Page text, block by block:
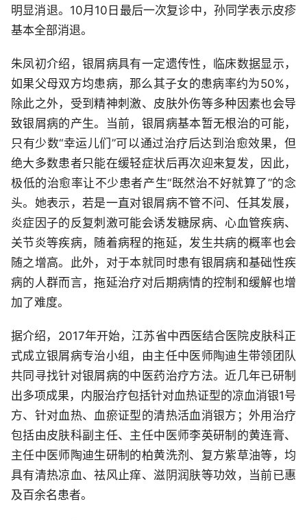
明显消退。10月10日最后一次复诊中，孙同学表示皮疹
基本全部消退。
朱凤初介绍，银屑病具有一定遗传性，临床数据显示，
如果父母双方均患病，那么其子女的患病率约为50%，
除此之外，受到精神刺激、皮肤外伤等多种因素也会导
致银屑病的产生。当前，银屑病基本暂无根治的可能，
只有少数“幸运儿们”可以通过治疗后达到治愈效果，但
绝大多数患者只能在缓轻症状后再次迎来复发，因此，
极低的治愈率让不少患者产生“既然治不好就算了”的念
头。她表示，若是一直对银屑病不管不问、任其发展，
炎症因子的反复刺激可能会诱发糖尿病、心血管疾病、
关节炎等疾病，随着病程的拖延，发生共病的概率也会
随之增高。此外，对于本就同时患有银屑病和基础性疾
病的人群而言，拖延治疗对后期病情的控制和缓解也增
加了难度。
据介绍，2017年开始，江苏省中西医结合医院皮肤科正
式成立银屑病专治小组，由主任中医师陶迪生带领团队
共同寻找针对银屑病的中医药治疗方法。近几年已研制
出多项成果，内服治疗包括针对血热证型的凉血消银1号
方、针对血热、血瘀证型的清热活血消银方；外用治疗
包括由皮肤科副主任、主任中医师李英研制的黄连膏、
主任中医师陶迪生研制的柏黄洗剂、复方紫草油等，均
具有清热凉血、祛风止痒、滋阴润肤等功效，当前已惠
及百余名患者。